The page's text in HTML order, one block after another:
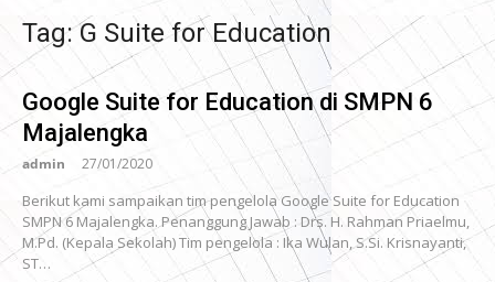
Tag:G Suite for Education
Google Suite for Education di SMPN 6
Majalengka
admin 27/01/2020
Berikut kami sampaikan tim pengelola Google Suite for Education
SMPN 6 Majalengka. Penanggung Jawab : Drs. H. Rahman Priaelmu,
M.Pd. (Kepala Sekolah) Tim pengelola : Ika Wulan, S.Si. Krisnayanti,
ST…